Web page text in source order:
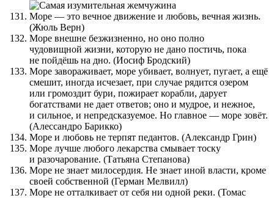
Море — это вечное движение и любовь, вечная жизнь.
(Жюль Верн)
Море внешне безжизненно, но оно полно
чудовищной жизни, которую не дано постичь, пока
не пойдёшь на дно. (Иосиф Бродский)
Море завораживает, море убивает, волнует, пугает, а ещё
смешит, иногда исчезает, при случае рядится озером
или громоздит бури, пожирает корабли, дарует
богатствами не дает ответов; оно и мудрое, и нежное,
и сильное, и непредсказуемое. Но главное — море зовёт.
(Алессандро Барикко)
Море и любовь не терпят педантов. (Александр Грин)
Море лучше любого лекарства смывает тоску
и разочарование. (Татьяна Степанова)
Море не знает милосердия. Не знает иной власти, кроме
своей собственной (Герман Мелвилл)
Море не отталкивает от себя ни одной реки. (Томас